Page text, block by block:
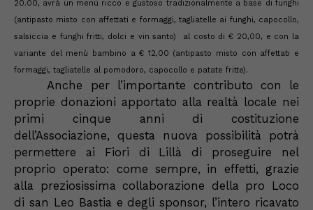
20.00, avrà un menù ricco e gustoso tradizionalmente a base di funghi
(antipasto misto con affettati e formaggi, tagliatelle ai funghi, capocollo,
salsiccia e funghi fritti, dolci e vin santo) al costo di € 20,00, e con la
variante del menù bambino a € 12,00 (antipasto misto con affettati e
formaggi, tagliatelle al pomodoro, capocollo e patate fritte).
Anche per l’importante contributo con le
proprie donazioni apportato alla realtà locale nei
primi cinque anni di costituzione
dell’Associazione, questa nuova possibilità potrà
permettere ai Fiori di Lillà di proseguire nel
proprio operato: come sempre, in effetti,
grazie
alla preziosissima collaborazione della pro Loco
di san Leo Bastia e degli sponsor, l’intero ricavato